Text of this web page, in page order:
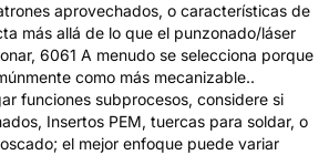
aprovechados, o características de
más allá de lo que el punzonado/láser
, 6061 A menudo se selecciona porque
como más mecanizable..
funciones subprocesos, considere si
, Insertos PEM, tuercas para soldar, o
; el mejor enfoque puede variar